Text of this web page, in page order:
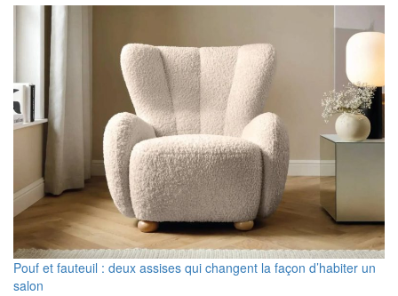
Pouf et fauteuil : deux assises qui changent la façon d’habiter un
salon